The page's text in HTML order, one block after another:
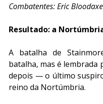
Combatentes: Eric
Resultado: a
A batalha de
batalha, mas é lembrada
depois — o último
reino da Nortúmbria.